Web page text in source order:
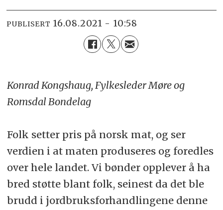
PUBLISERT 16.08.2021 - 10:58
Konrad Kongshaug, Fylkesleder Møre og
Romsdal Bondelag
Folk setter pris på norsk mat, og ser
verdien i at maten produseres og foredles
over hele landet. Vi bønder opplever å ha
bred støtte blant folk, seinest da det ble
brudd i jordbruksforhandlingene denne